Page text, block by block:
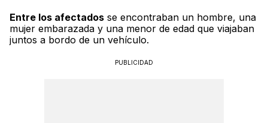
Entre los afectados se encontraban un hombre, una
mujer embarazada y una menor de edad que viajaban
juntos a bordo de un vehículo.
PUBLICIDAD